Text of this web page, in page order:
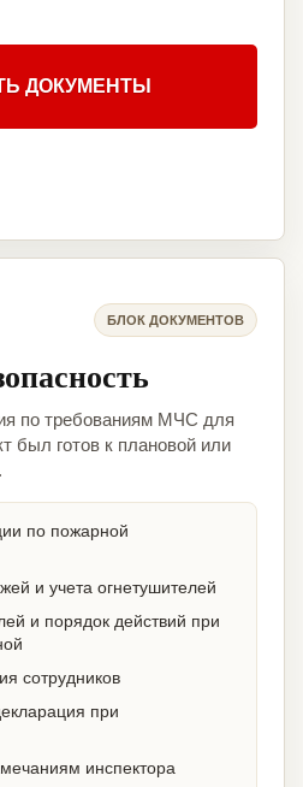
ДОКУМЕНТЫ
БЛОК ДОКУМЕНТОВ
по требованиям МЧС для
был готов к плановой или
по пожарной
и учета огнетушителей
и порядок действий при
сотрудников
при
инспектора